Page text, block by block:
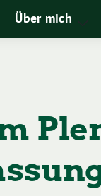
Über mich